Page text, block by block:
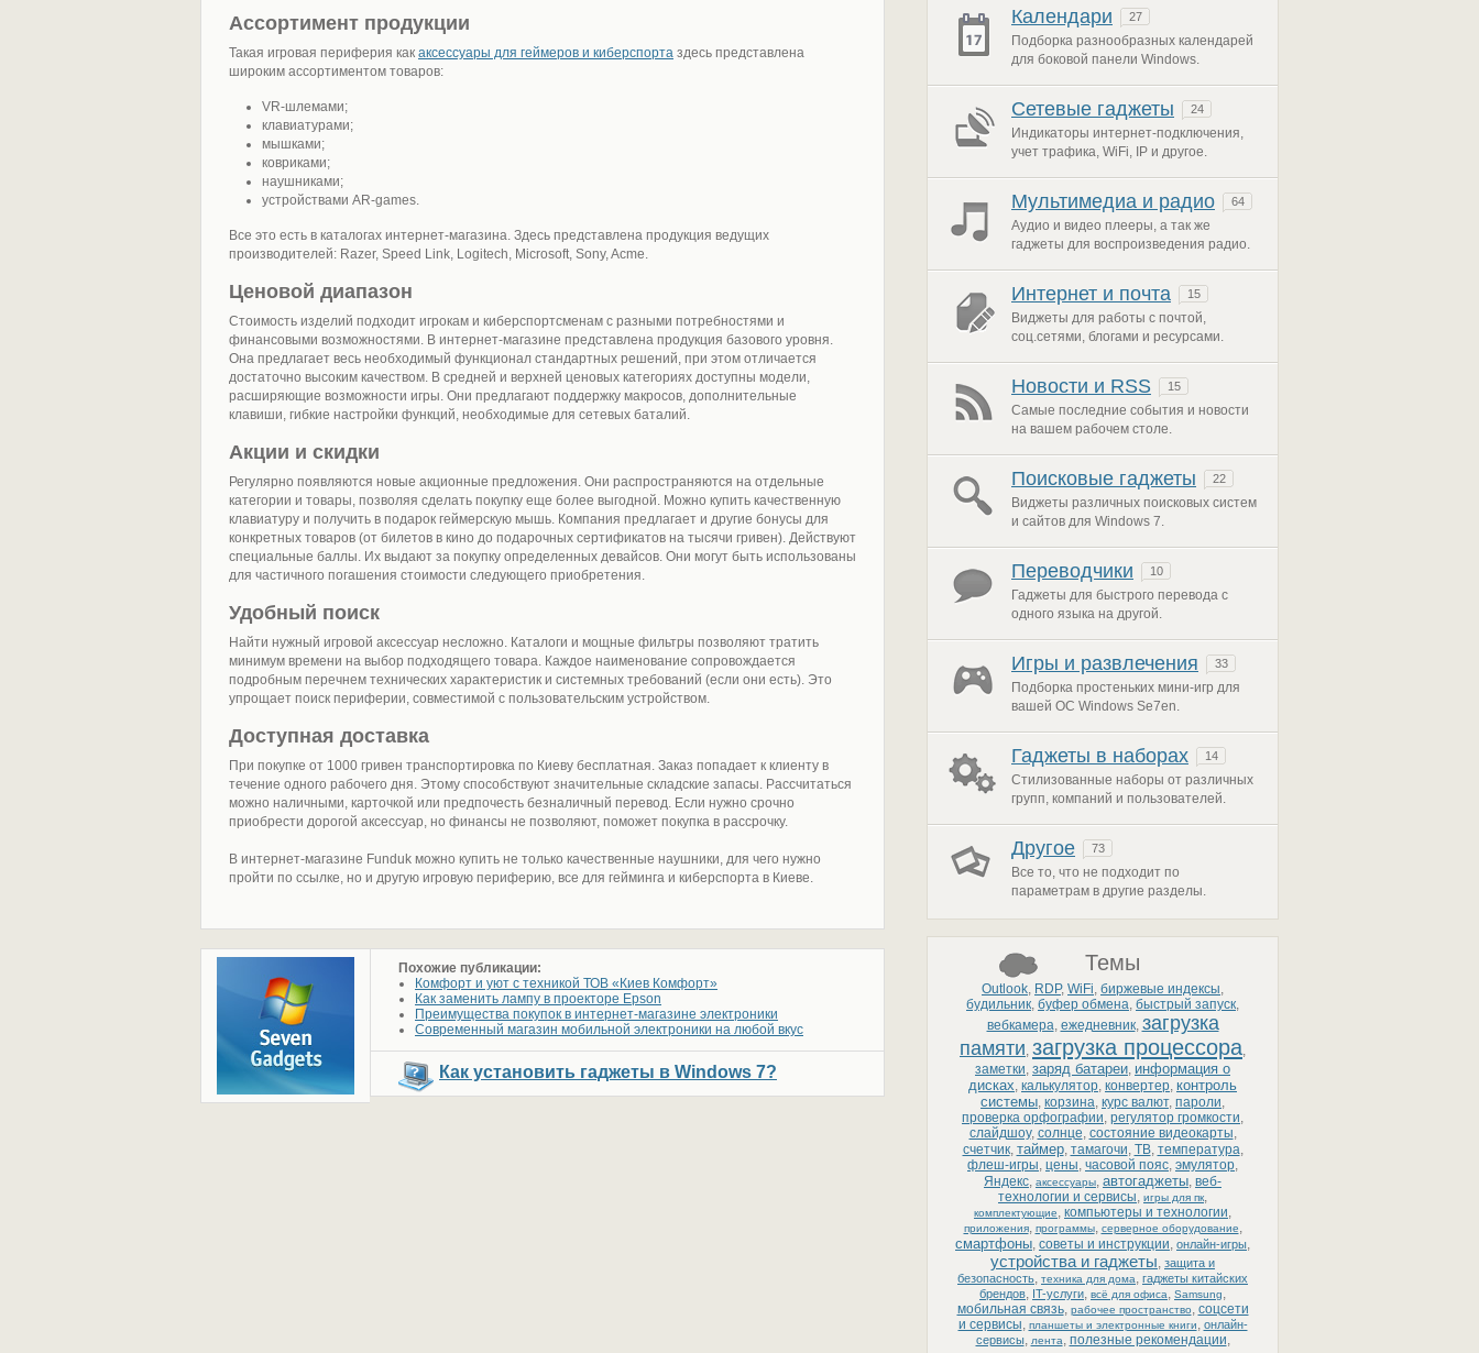
Ассортимент продукции
Такая игровая периферия как аксессуары для геймеров и киберспорта здесь представлена
широким ассортиментом товаров:
VR-шлемами;
клавиатурами;
мышками;
ковриками;
наушниками;
устройствами AR-games.
Все это есть в каталогах интернет-магазина. Здесь представлена продукция ведущих
производителей: Razer, Speed Link, Logitech, Microsoft, Sony, Acme.
Ценовой диапазон
Стоимость изделий подходит игрокам и киберспортсменам с разными потребностями и
финансовыми возможностями. В интернет-магазине представлена продукция базового уровня.
Она предлагает весь необходимый функционал стандартных решений, при этом отличается
достаточно высоким качеством. В средней и верхней ценовых категориях доступны модели,
расширяющие возможности игры. Они предлагают поддержку макросов, дополнительные
клавиши, гибкие настройки функций, необходимые для сетевых баталий.
Акции и скидки
Регулярно появляются новые акционные предложения. Они распространяются на отдельные
категории и товары, позволяя сделать покупку еще более выгодной. Можно купить качественную
клавиатуру и получить в подарок геймерскую мышь. Компания предлагает и другие бонусы для
конкретных товаров (от билетов в кино до подарочных сертификатов на тысячи гривен). Действуют
специальные баллы. Их выдают за покупку определенных девайсов. Они могут быть использованы
для частичного погашения стоимости следующего приобретения.
Удобный поиск
Найти нужный игровой аксессуар несложно. Каталоги и мощные фильтры позволяют тратить
минимум времени на выбор подходящего товара. Каждое наименование сопровождается
подробным перечнем технических характеристик и системных требований (если они есть). Это
упрощает поиск периферии, совместимой с пользовательским устройством.
Доступная доставка
При покупке от 1000 гривен транспортировка по Киеву бесплатная. Заказ попадает к клиенту в
течение одного рабочего дня. Этому способствуют значительные складские запасы. Рассчитаться
можно наличными, карточкой или предпочесть безналичный перевод. Если нужно срочно
приобрести дорогой аксессуар, но финансы не позволяют, поможет покупка в рассрочку.
В интернет-магазине Funduk можно купить не только качественные наушники, для чего нужно
пройти по ссылке, но и другую игровую периферию, все для гейминга и киберспорта в Киеве.
Похожие публикации:
Комфорт и уют с техникой ТОВ «Киев Комфорт»
Как заменить лампу в проекторе Epson
Преимущества покупок в интернет-магазине электроники
Современный магазин мобильной электроники на любой вкус
Как установить гаджеты в Windows 7?
Календари 27
Подборка разнообразных календарей
для боковой панели Windows.
Сетевые гаджеты 24
Индикаторы интернет-подключения,
учет трафика, WiFi, IP и другое.
Мультимедиа и радио 64
Аудио и видео плееры, а так же
гаджеты для воспроизведения радио.
Интернет и почта 15
Виджеты для работы с почтой,
соц.сетями, блогами и ресурсами.
Новости и RSS 15
Самые последние события и новости
на вашем рабочем столе.
Поисковые гаджеты 22
Виджеты различных поисковых систем
и сайтов для Windows 7.
Переводчики 10
Гаджеты для быстрого перевода с
одного языка на другой.
Игры и развлечения 33
Подборка простеньких мини-игр для
вашей ОС Windows Se7en.
Гаджеты в наборах 14
Стилизованные наборы от различных
групп, компаний и пользователей.
Другое 73
Все то, что не подходит по
параметрам в другие разделы.
Темы
Outlook, RDP, WiFi, биржевые индексы,
будильник, буфер обмена, быстрый запуск,
вебкамера, ежедневник, загрузка
памяти, загрузка процессора,
заметки, заряд батареи, информация о
дисках, калькулятор, конвертер, контроль
системы, корзина, курс валют, пароли,
проверка орфографии, регулятор громкости,
слайдшоу, солнце, состояние видеокарты,
счетчик, таймер, тамагочи, ТВ, температура,
флеш-игры, цены, часовой пояс, эмулятор,
Яндекс, аксессуары, автогаджеты, веб-
технологии и сервисы, игры для пк,
комплектующие, компьютеры и технологии,
приложения, программы, серверное оборудование,
смартфоны, советы и инструкции, онлайн-игры,
устройства и гаджеты, защита и
безопасность, техника для дома, гаджеты китайских
брендов, IT-услуги, всё для офиса, Samsung,
мобильная связь, рабочее пространство, соцсети
и сервисы, планшеты и электронные книги, онлайн-
сервисы, лента, полезные рекомендации,